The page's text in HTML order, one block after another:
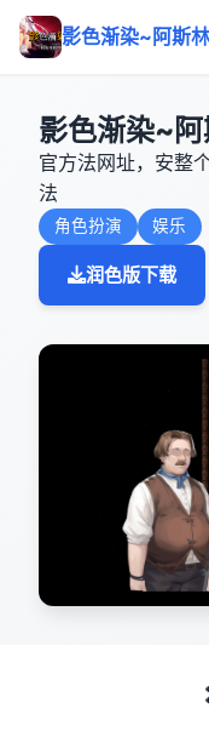
影色渐染~阿斯
影色渐染~
官方法网址，安整
法
角色扮演 娱乐
润色版下载